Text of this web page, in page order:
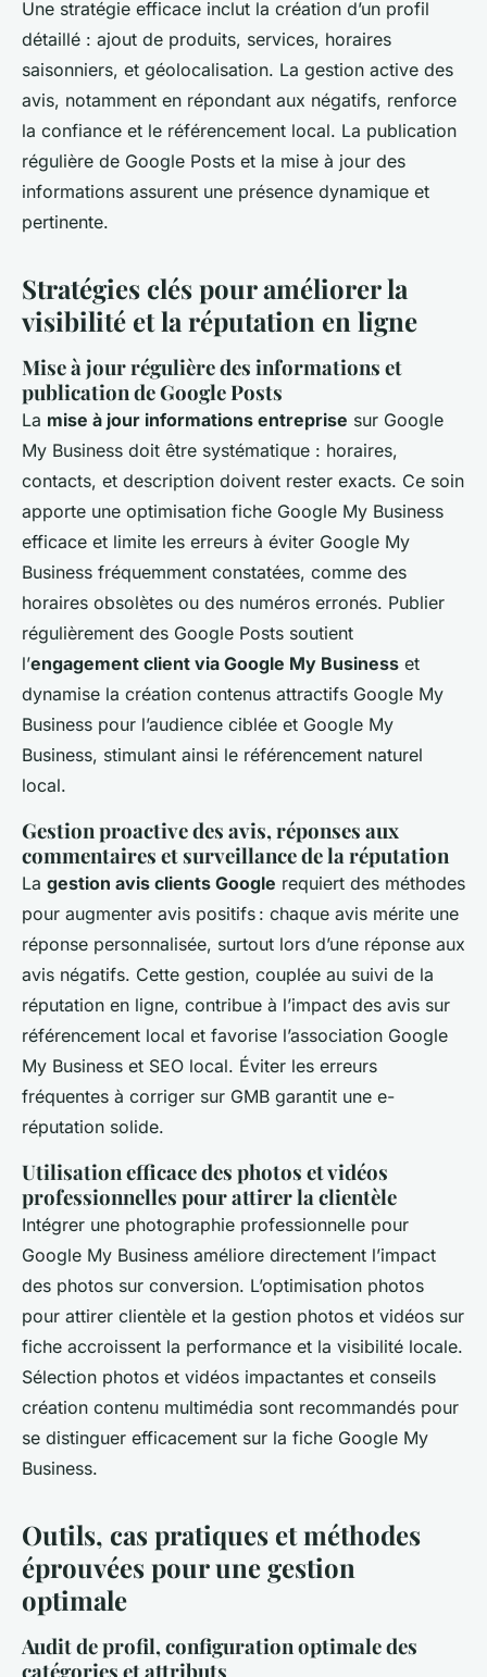
Une stratégie efficace inclut la création d’un profil
détaillé : ajout de produits, services, horaires
saisonniers, et géolocalisation. La gestion active des
avis, notamment en répondant aux négatifs, renforce
la confiance et le référencement local. La publication
régulière de Google Posts et la mise à jour des
informations assurent une présence dynamique et
pertinente.
Stratégies clés pour améliorer la
visibilité et la réputation en ligne
Mise à jour régulière des informations et
publication de Google Posts
La mise à jour informations entreprise sur Google
My Business doit être systématique : horaires,
contacts, et description doivent rester exacts. Ce soin
apporte une optimisation fiche Google My Business
efficace et limite les erreurs à éviter Google My
Business fréquemment constatées, comme des
horaires obsolètes ou des numéros erronés. Publier
régulièrement des Google Posts soutient
l’engagement client via Google My Business et
dynamise la création contenus attractifs Google My
Business pour l’audience ciblée et Google My
Business, stimulant ainsi le référencement naturel
local.
Gestion proactive des avis, réponses aux
commentaires et surveillance de la réputation
La gestion avis clients Google requiert des méthodes
pour augmenter avis positifs : chaque avis mérite une
réponse personnalisée, surtout lors d’une réponse aux
avis négatifs. Cette gestion, couplée au suivi de la
réputation en ligne, contribue à l’impact des avis sur
référencement local et favorise l’association Google
My Business et SEO local. Éviter les erreurs
fréquentes à corriger sur GMB garantit une e-
réputation solide.
Utilisation efficace des photos et vidéos
professionnelles pour attirer la clientèle
Intégrer une photographie professionnelle pour
Google My Business améliore directement l’impact
des photos sur conversion. L’optimisation photos
pour attirer clientèle et la gestion photos et vidéos sur
fiche accroissent la performance et la visibilité locale.
Sélection photos et vidéos impactantes et conseils
création contenu multimédia sont recommandés pour
se distinguer efficacement sur la fiche Google My
Business.
Outils, cas pratiques et méthodes
éprouvées pour une gestion
optimale
Audit de profil, configuration optimale des
catégories et attributs